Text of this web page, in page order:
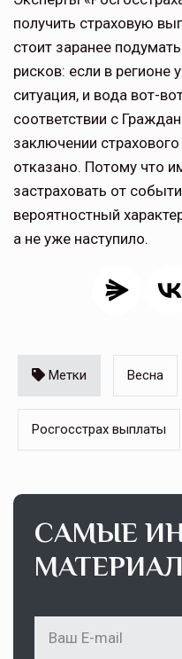
получить страховую
стоит заранее
рисков: если в регионе
ситуация, и вода вот-
соответствии с
заключении
отказано. Потому что
застраховать от
вероятностный
а не уже наступило.
Метки Весна
Росгосстрах выплаты
САМЫЕ